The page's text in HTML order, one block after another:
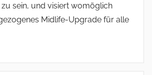
zu sein, und visiert womöglich
Midlife-Upgrade für alle